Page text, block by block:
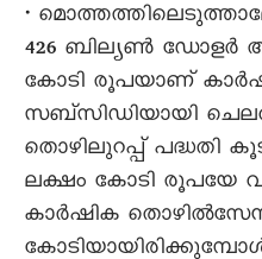
•
426 ബില്യൺ ഡോളർ
കോടി രൂപയാണ്
സബ്സിഡിയായി
തൊഴിലുറപ്പ് പദ്ധതി
ലക്ഷം കോടി രൂപയേ
കാർഷിക